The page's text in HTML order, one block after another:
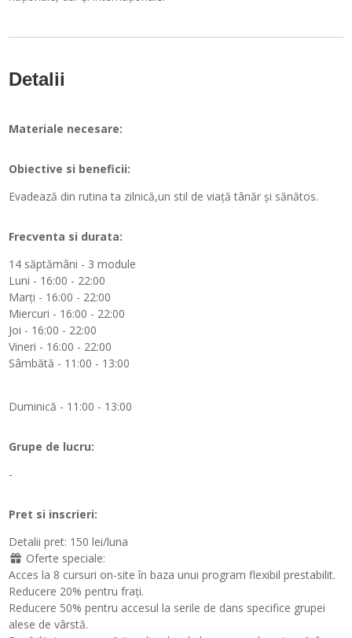
Detalii
Materiale necesare:
Obiective si beneficii:
Evadează din rutina ta zilnică,un stil de viață tânăr și sănătos.
Frecventa si durata:
14 săptămâni - 3 module
Luni - 16:00 - 22:00
Marți - 16:00 - 22:00
Miercuri - 16:00 - 22:00
Joi - 16:00 - 22:00
Vineri - 16:00 - 22:00
Sâmbătă - 11:00 - 13:00
Duminică - 11:00 - 13:00
Grupe de lucru:
-
Pret si inscrieri:
Detalii pret: 150 lei/luna
Oferte speciale:
Acces la 8 cursuri on-site în baza unui program flexibil prestabilit.
Reducere 20% pentru frați.
Reducere 50% pentru accesul la serile de dans specifice grupei
alese de vârstă.